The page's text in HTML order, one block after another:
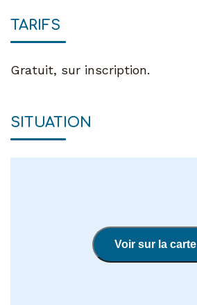
TARIFS
Gratuit, sur inscription.
SITUATION
Voir sur la carte